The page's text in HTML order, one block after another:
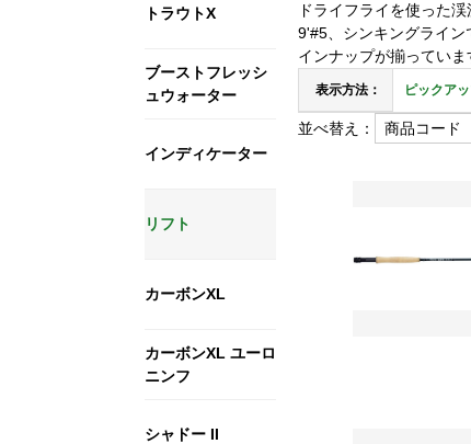
トラウトX
ブーストフレッシ
ュウォーター
インディケーター
リフト
カーボンXL
カーボンXL ユーロ
ニンフ
シャドー II
ドライフライを使った
9'#5、シンキングライ
インナップが揃っていま
表示方法： ピックア
並べ替え：